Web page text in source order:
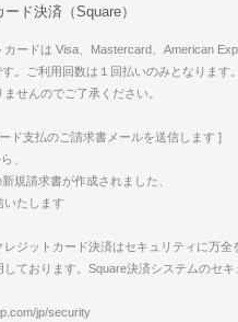
ド決済（Square）
カードは Visa、Mastercard、American
。ご利用回数は１回払いのみとなります
せんのでご了承ください。
ド支払のご請求書メールを送信します ]
、
規請求書が作成されました、
いたします
レジットカード決済はセキュリティに万全
しております。Square決済システムのセ
jp/security